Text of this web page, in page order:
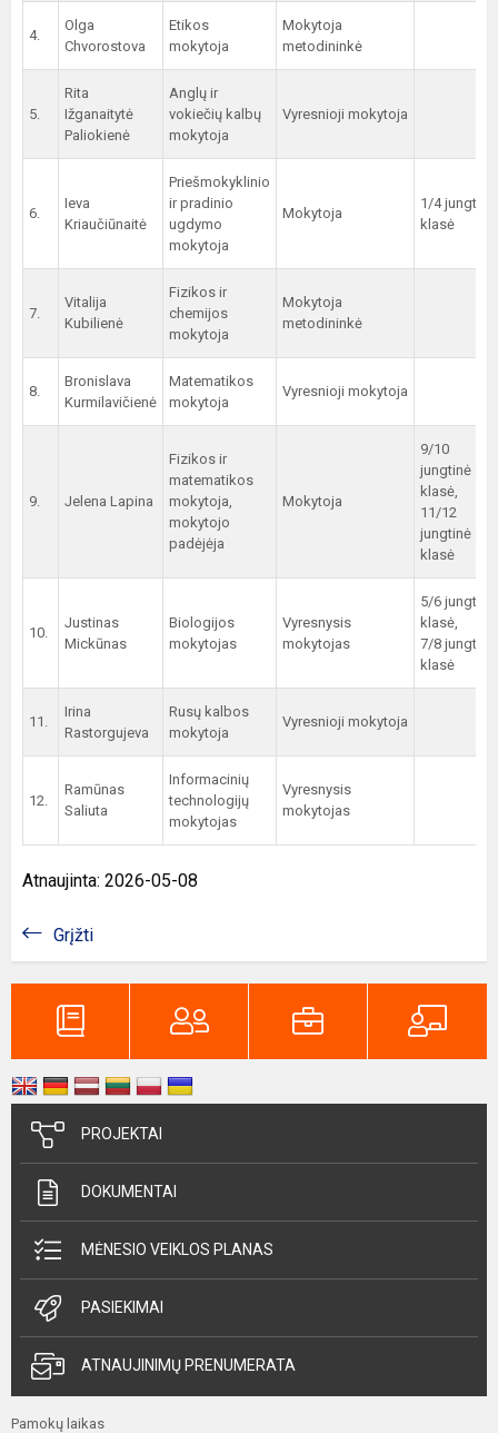
4.
Olga
Chvorostova
Etikos
mokytoja
Mokytoja
metodininkė
5.
Rita
Ižganaitytė
Paliokienė
Anglų ir
vokiečių kalbų
mokytoja
Vyresnioji mokytoja
6.
Ieva
Kriaučiūnaitė
Priešmokyklinio
ir pradinio
ugdymo
mokytoja
Mokytoja
1/4 jungtinė
klasė
7.
Vitalija
Kubilienė
Fizikos ir
chemijos
mokytoja
Mokytoja
metodininkė
8.
Bronislava
Kurmilavičienė
Matematikos
mokytoja
Vyresnioji mokytoja
9. Jelena Lapina
Fizikos ir
matematikos
mokytoja,
mokytojo
padėjėja
Mokytoja
9/10
jungtinė
klasė,
11/12
jungtinė
klasė
10.
Justinas
Mickūnas
Biologijos
mokytojas
Vyresnysis
mokytojas
5/6 jungtinė
klasė,
7/8 jungtinė
klasė
11.
Irina
Rastorgujeva
Rusų kalbos
mokytoja
Vyresnioji mokytoja
12.
Ramūnas
Saliuta
Informacinių
technologijų
mokytojas
Vyresnysis
mokytojas
Atnaujinta: 2026-05-08
Grįžti
PROJEKTAI
DOKUMENTAI
MĖNESIO VEIKLOS PLANAS
PASIEKIMAI
ATNAUJINIMŲ PRENUMERATA
Pamokų laikas